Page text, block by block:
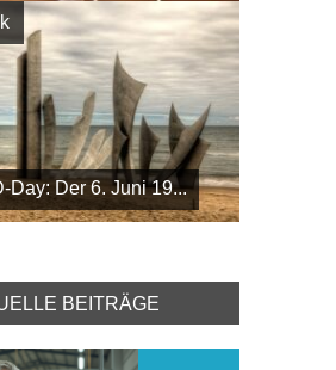
Day: Der 6. Juni 19...
BEITRÄGE